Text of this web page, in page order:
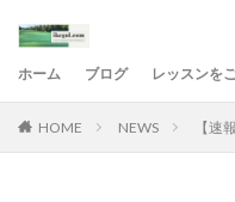
ホーム ブログ レッスンを
HOME NEWS 【速